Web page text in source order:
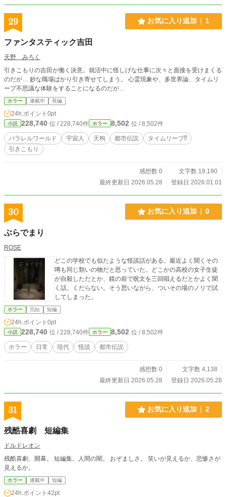
29 お気に入り追加 1
ファンタスティック吉田
天野 みろく
引きこもりの吉田が働く決意。就活中に怪しげな仕事に次々と面接を受けまくる
のだが… 妙な職場ばかり引き寄せてしまう。 心霊現象や、多世界論、タイムリ
ープ不思議な体験をすることになるのだが…
ホラー 連載中 長編
24h.ポイント 0pt
小説 228,740 位 / 228,740件 ホラー 8,502 位 / 8,502件
パラレルワールド 宇宙人 天狗 都市伝説
タイムリープ⁉︎
引きこもり
感想数 0
文字数 19,190
最終更新日 2026.05.28
登録日 2026.01.01
30 お気に入り追加 0
ぶらでまり
ROSE
どこの学校でも似たような怪談話がある。最近よく聞くその
噂も同じ類いの物だと思っていた。どこかの高校の女子生徒
が自殺しただとか、鏡の前で呪文を三回唱えるだとかよく聞
く話。くだらない。そう思いながら、ついその場のノリで試
してしまった。
ホラー 完結 短編
24h.ポイント 0pt
小説 228,740 位 / 228,740件 ホラー 8,502 位 / 8,502件
ホラー 日常 現代 怪談 都市伝説
感想数 0
文字数 4,138
最終更新日 2026.05.28
登録日 2026.05.28
31 お気に入り追加 2
残酷喜劇 短編集
ドルドレオン
残酷喜劇、開幕。 短編集。人間の闇。 おぞましさ。 笑いが見えるか、悲惨さが
見えるか。
ホラー 連載中 短編
24h.ポイント 42pt